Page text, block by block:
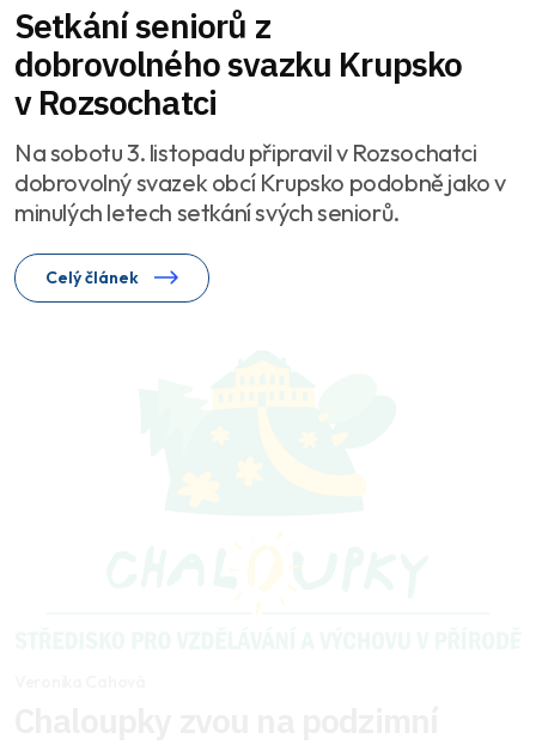
Setkání seniorů z
dobrovolného svazku Krupsko
v Rozsochatci
Na sobotu 3. listopadu připravil v Rozsochatci
dobrovolný svazek obcí Krupsko podobně jako v
minulých letech setkání svých seniorů.
Celý článek